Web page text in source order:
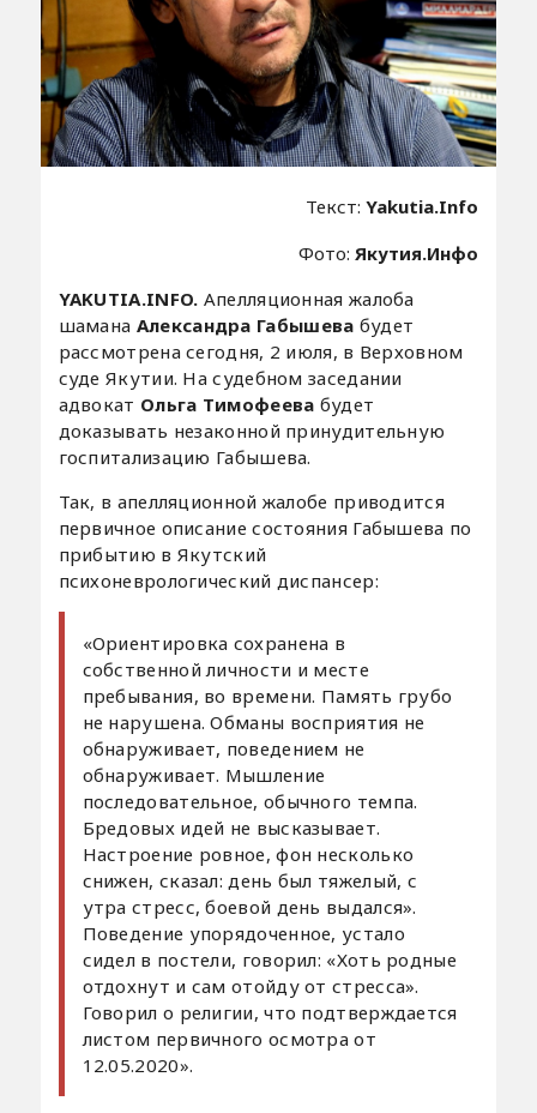
Текст:Yakutia.Info
Фото: Якутия.Инфо
YAKUTIA.INFO. Апелляционная жалоба
шамана Александра Габышева будет
рассмотрена сегодня, 2 июля, в Верховном
суде Якутии. На судебном заседании
адвокат Ольга Тимофеева будет
доказывать незаконной принудительную
госпитализацию Габышева.
Так, в апелляционной жалобе приводится
первичное описание состояния Габышева по
прибытию в Якутский
психоневрологический диспансер:
«Ориентировка сохранена в
собственной личности и месте
пребывания, во времени. Память грубо
не нарушена. Обманы восприятия не
обнаруживает, поведением не
обнаруживает. Мышление
последовательное, обычного темпа.
Бредовых идей не высказывает.
Настроение ровное, фон несколько
снижен, сказал: день был тяжелый, с
утра стресс, боевой день выдался».
Поведение упорядоченное, устало
сидел в постели, говорил: «Хоть родные
отдохнут и сам отойду от стресса».
Говорил о религии, что подтверждается
листом первичного осмотра от
12.05.2020».